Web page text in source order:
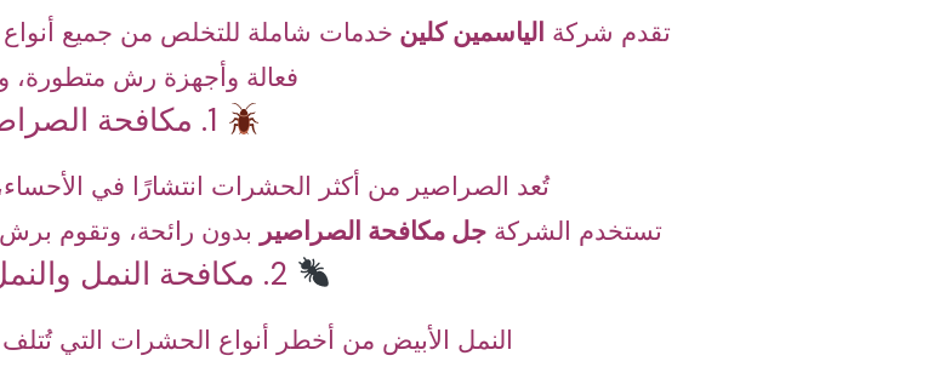
تقدم شركة الياسمين كلين خدمات شاملة للتخلص من جميع أنواع
فعالة وأجهزة رش متطورة،
تُعد الصراصير من أكثر الحشرات انتشارًا في
تستخدم الشركة جل مكافحة الصراصير بدون رائحة، وتقوم
النمل الأبيض من أخطر أنواع الحشرات التي تُتلف